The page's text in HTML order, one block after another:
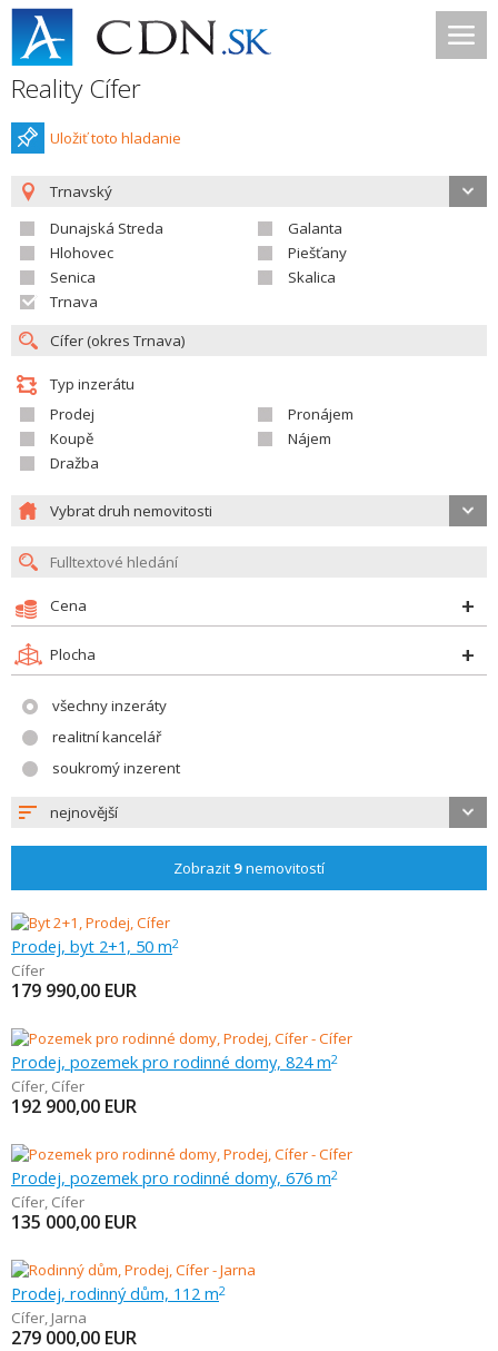
Reality Cífer
Uložiť toto hladanie
Trnavský
Dunajská Streda
Galanta
Hlohovec
Piešťany
Senica
Skalica
Trnava
Typ inzerátu
Prodej
Pronájem
Koupě
Nájem
Dražba
Vybrat druh nemovitosti
Cena
Plocha
všechny inzeráty
realitní kancelář
soukromý inzerent
nejnovější
Zobrazit 9nemovitostí
Prodej, byt 2+1, 50 m2
Cífer
179 990,00 EUR
Prodej, pozemek pro rodinné domy, 824 m2
Cífer, Cífer
192 900,00 EUR
Prodej, pozemek pro rodinné domy, 676 m2
Cífer, Cífer
135 000,00 EUR
Prodej, rodinný dům, 112 m2
Cífer, Jarna
279 000,00 EUR